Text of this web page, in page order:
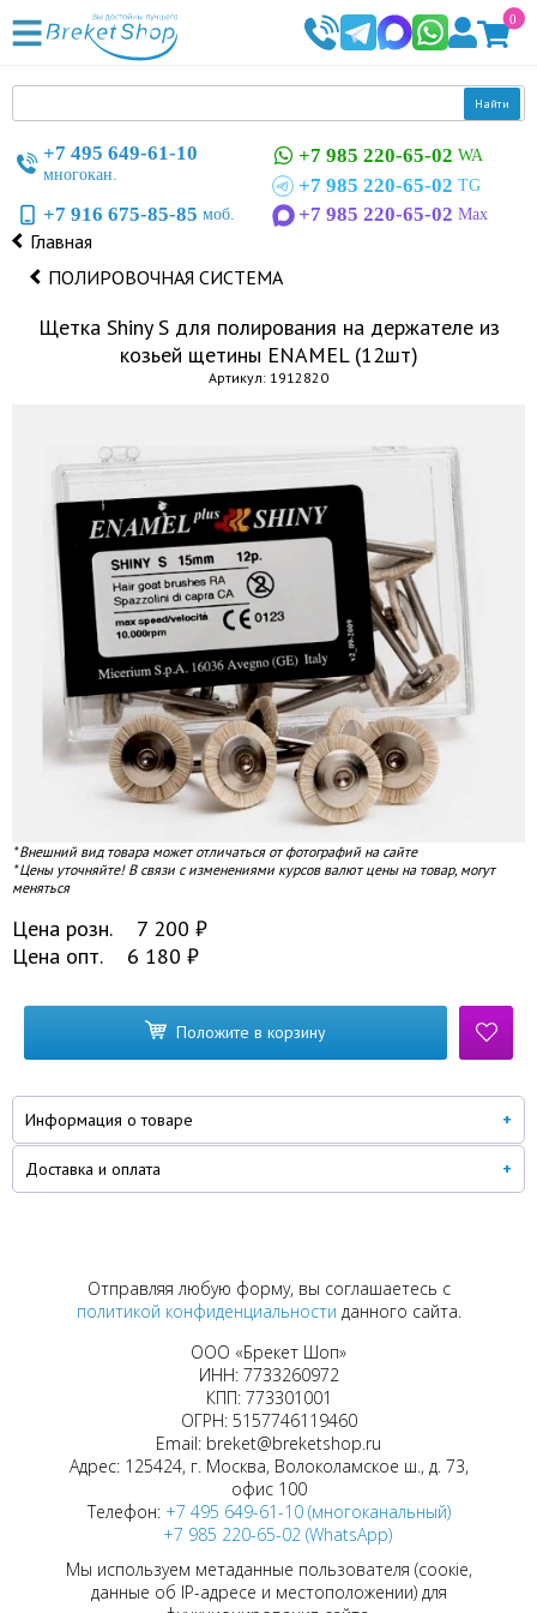
0
Найти
+7 495 649-61-10
многокан.
+7 916 675-85-85 моб.
+7 985 220-65-02 WA
+7 985 220-65-02 TG
+7 985 220-65-02 Max
Главная
ПОЛИРОВОЧНАЯ СИСТЕМА
Щетка Shiny S для полирования на держателе из
козьей щетины ENAMEL (12шт)
Артикул: 1912820
* Внешний вид товара может отличаться от фотографий на сайте
* Цены уточняйте! В связи с изменениями курсов валют цены на товар, могут
меняться
Цена розн. 7 200 ₽
Цена опт.
6 180 ₽
Положите в корзину
Информация о товаре
Доставка и оплата
Отправляя любую форму, вы соглашаетесь с
политикой конфиденциальности данного сайта.
ООО «Брекет Шоп»
ИНН: 7733260972
КПП: 773301001
ОГРН: 5157746119460
Email: breket@breketshop.ru
Адрес: 125424, г. Москва, Волоколамское ш., д. 73,
офис 100
Телефон: +7 495 649-61-10 (многоканальный)
+7 985 220-65-02 (WhatsApp)
Мы используем метаданные пользователя (соокіе,
данные об IP-адресе и местоположении) для